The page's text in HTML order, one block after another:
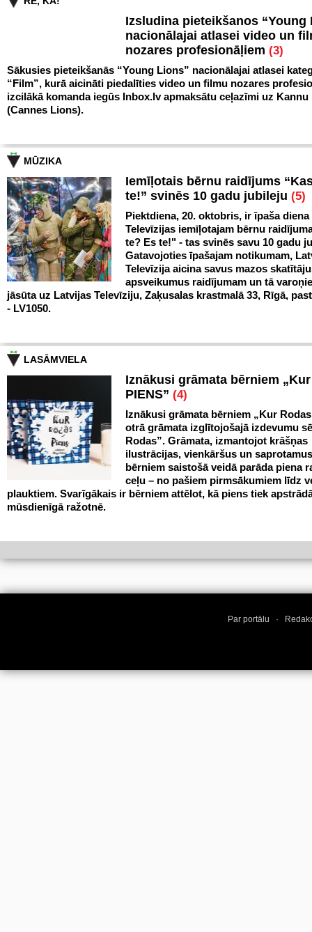
Izsludina pieteikšanos “Young
nacionālajai atlasei video un
nozares profesionāļiem (3)
Sākusies pieteikšanās “Young Lions” nacionālajai atlasei
“Film”, kurā aicināti piedalīties video un filmu nozares
izcilākā komanda iegūs Inbox.lv apmaksātu ceļazīmi uz Kannu
(Cannes Lions).
MŪZIKA
Iemīļotais bērnu raidījums
te!” svinēs 10 gadu jubileju (5)
Piektdiena, 20. oktobris, ir īpaša
Televīzijas iemīļotajam bērnu
te? Es te!" - tas svinēs savu 10 gadu
Gatavojoties īpašajam notikumam,
Televīzija aicina savus mazos
apsveikumus raidījumam un tā
jāsūta uz Latvijas Televīziju, Zaķusalas krastmalā 33, Rīgā,
- LV1050.
LASĀMVIELA
Iznākusi grāmata bērniem
PIENS” (4)
Iznākusi grāmata bērniem „Kur
otrā grāmata izglītojošajā izdevumu
Rodas”. Grāmata, izmantojot krāšņas
ilustrācijas, vienkāršus un
bērniem saistošā veidā parāda piena
ceļu – no pašiem pirmsākumiem līdz
plauktiem. Svarīgākais ir bērniem attēlot, kā piens tiek
mūsdienīgā ražotnē.
Par portālu ·